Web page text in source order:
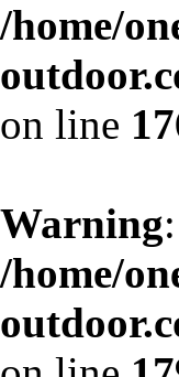
/home/
on line
Warning
/home/